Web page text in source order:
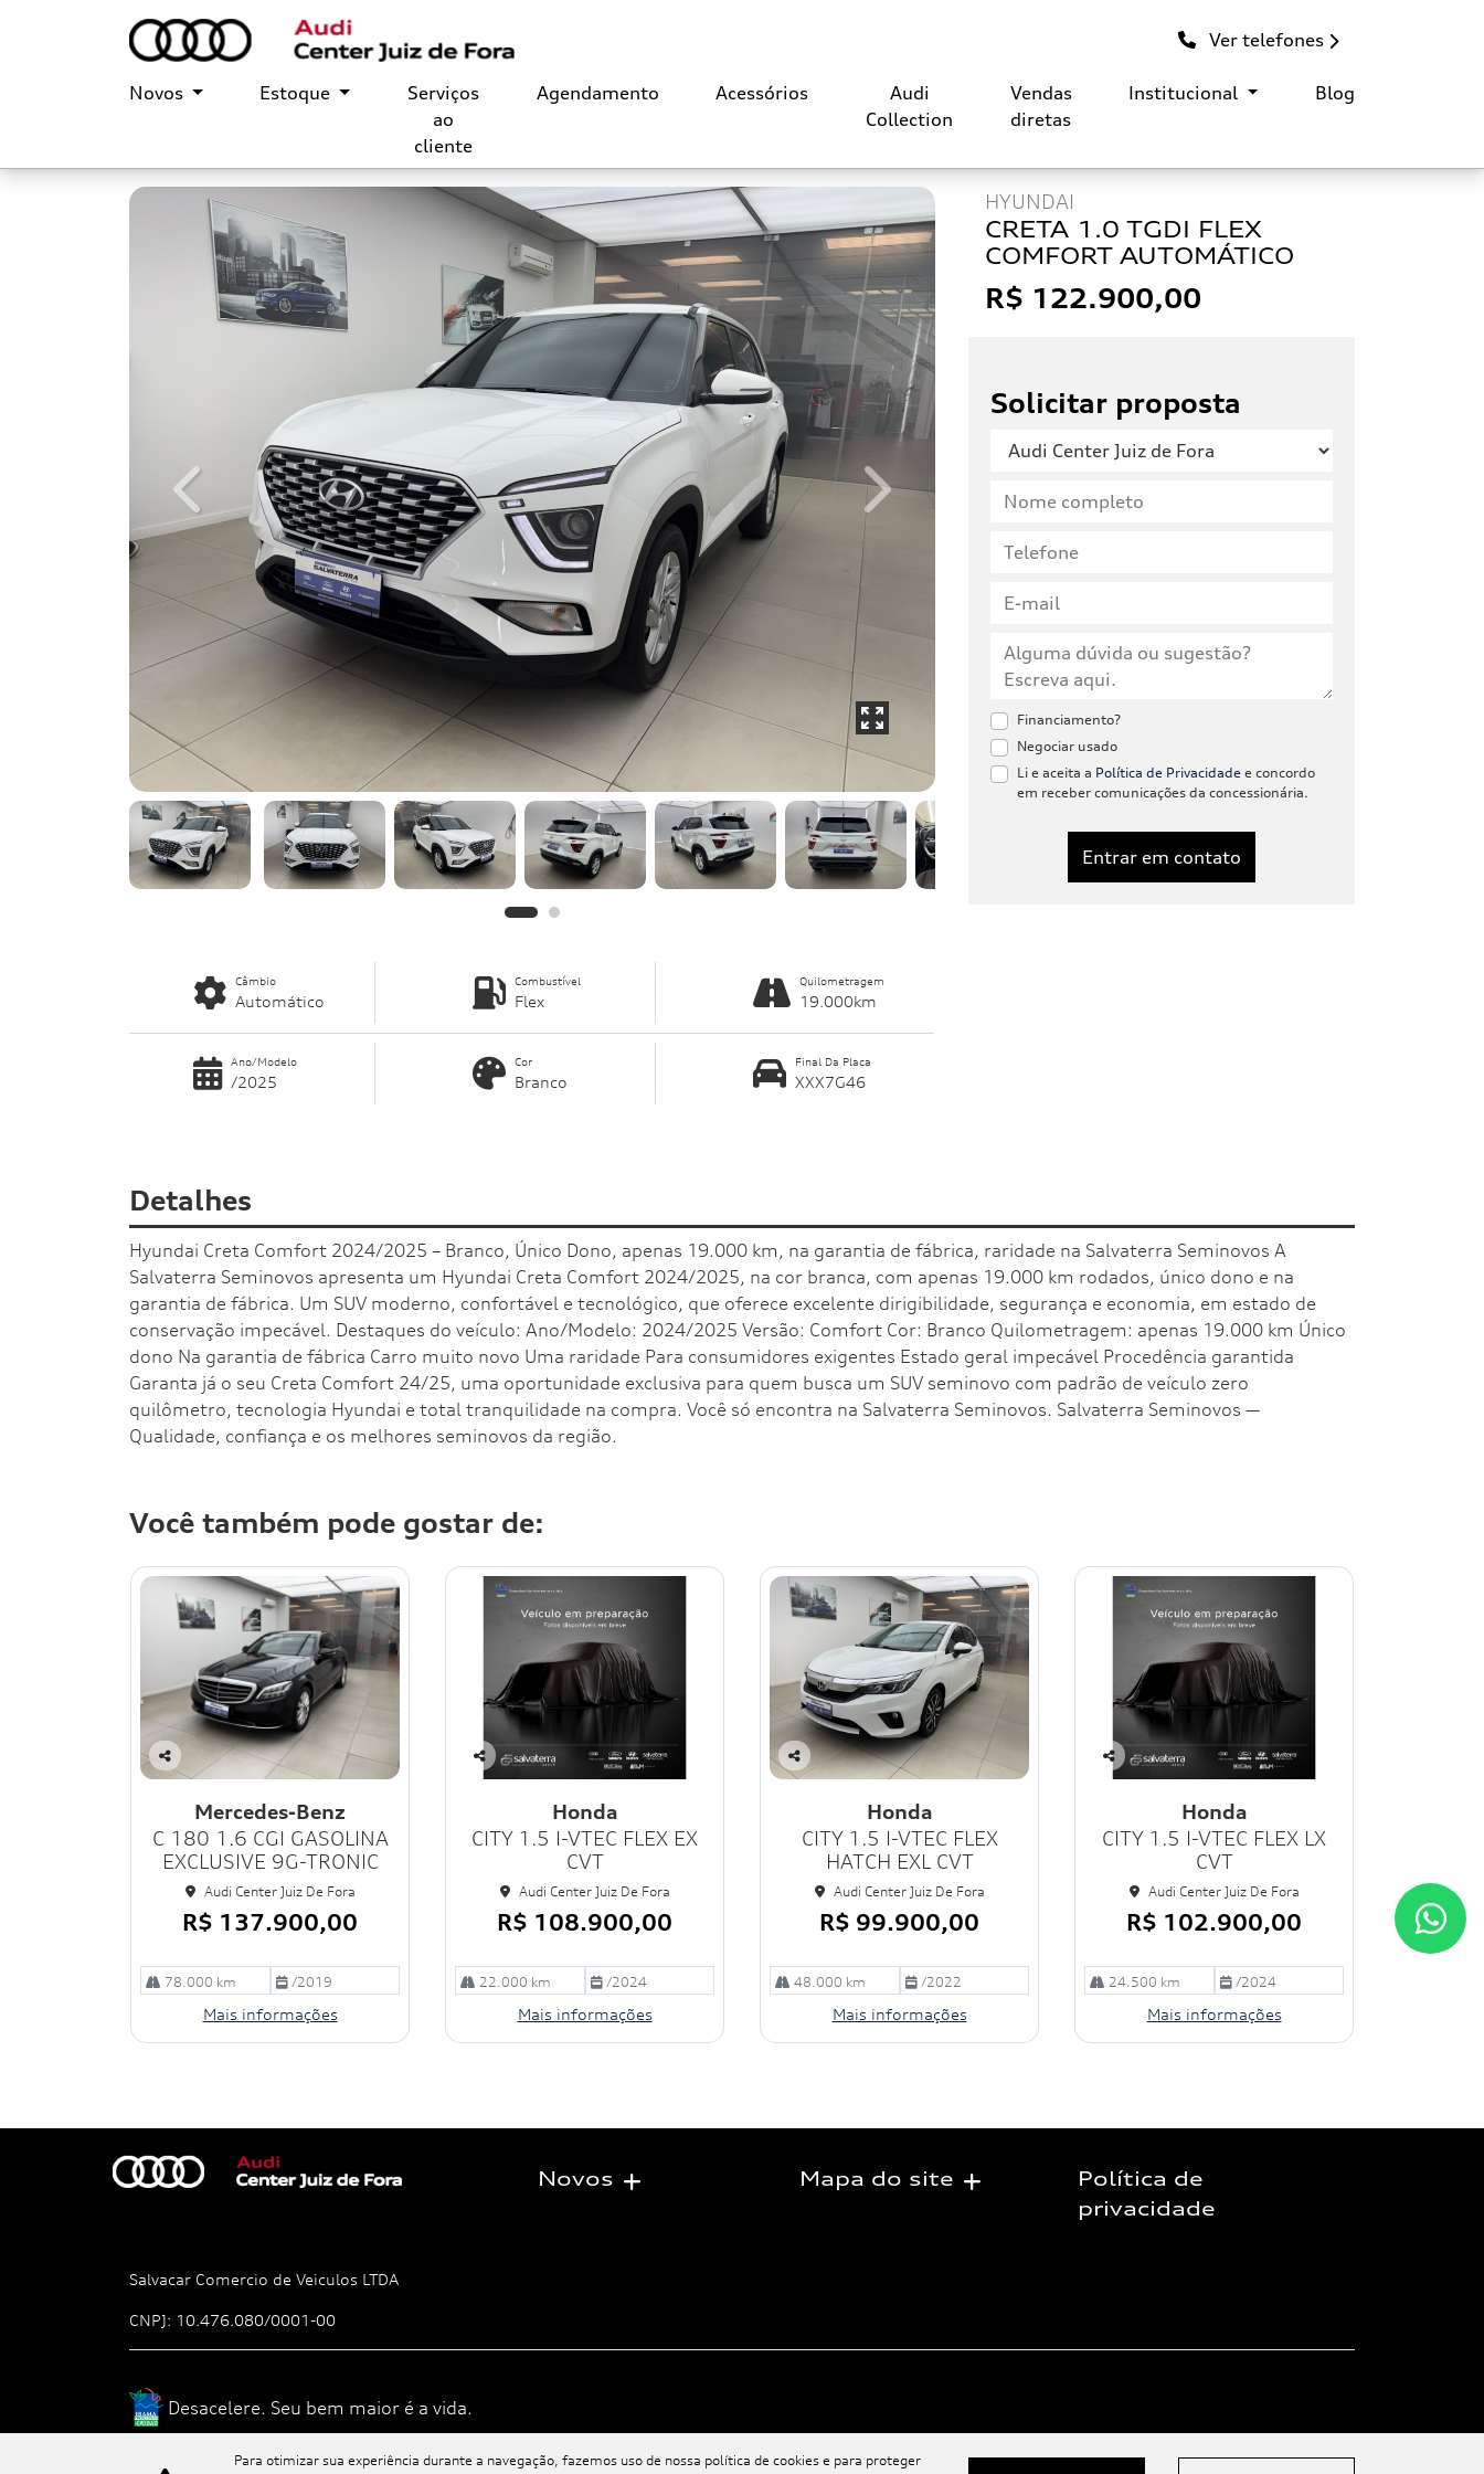
Ver telefones
Novos Estoque
Serviços
ao
cliente
Agendamento Acessórios
Audi
Collection
Vendas
diretas
Institucional Blog
HYUNDAI
CRETA 1.0 TGDI FLEX
COMFORT AUTOMÁTICO
R$ 122.900,00
Solicitar proposta
Financiamento?
Negociar usado
Li e aceita a Política de Privacidade e concordo
em receber comunicações da concessionária.
Entrar em contato
Previous Next
Câmbio
Automático
Combustível
Flex
Quilometragem
19.000km
Ano/Modelo
/2025
Cor
Branco
Final Da Placa
XXX7G46
Detalhes
Hyundai Creta Comfort 2024/2025 – Branco, Único Dono, apenas 19.000 km, na garantia de fábrica, raridade na Salvaterra Seminovos A
Salvaterra Seminovos apresenta um Hyundai Creta Comfort 2024/2025, na cor branca, com apenas 19.000 km rodados, único dono e na
garantia de fábrica. Um SUV moderno, confortável e tecnológico, que oferece excelente dirigibilidade, segurança e economia, em estado de
conservação impecável. Destaques do veículo: Ano/Modelo: 2024/2025 Versão: Comfort Cor: Branco Quilometragem: apenas 19.000 km Único
dono Na garantia de fábrica Carro muito novo Uma raridade Para consumidores exigentes Estado geral impecável Procedência garantida
Garanta já o seu Creta Comfort 24/25, uma oportunidade exclusiva para quem busca um SUV seminovo com padrão de veículo zero
quilômetro, tecnologia Hyundai e total tranquilidade na compra. Você só encontra na Salvaterra Seminovos. Salvaterra Seminovos —
Qualidade, confiança e os melhores seminovos da região.
Você também pode gostar de:
Co
ilh
e
Mercedes-Benz
C 180 1.6 CGI GASOLINA
EXCLUSIVE 9G-TRONIC
Audi Center Juiz De Fora
R$ 137.900,00
78.000 km /2019
Mais informações
Co
ilh
Honda
CITY 1.5 I-VTEC FLEX EX
CVT
Audi Center Juiz De Fora
R$ 108.900,00
22.000 km /2024
Mais informações
Co
Honda
CITY 1.5 I-VTEC FLEX
HATCH EXL CVT
Audi Center Juiz De Fora
R$ 99.900,00
48.000 km /2022
Mais informações
Co
ilh
Honda
CITY 1.5 I-VTEC FLEX LX
CVT
Audi Center Juiz De Fora
R$ 102.900,00
24.500 km /2024
Mais informações
Novos Mapa do site
Política de
privacidade
Salvacar Comercio de Veiculos LTDA
CNPJ: 10.476.080/0001-00
Desacelere. Seu bem maior é a vida.
Para otimizar sua experiência durante a navegação, fazemos uso de nossa política de cookies e para proteger